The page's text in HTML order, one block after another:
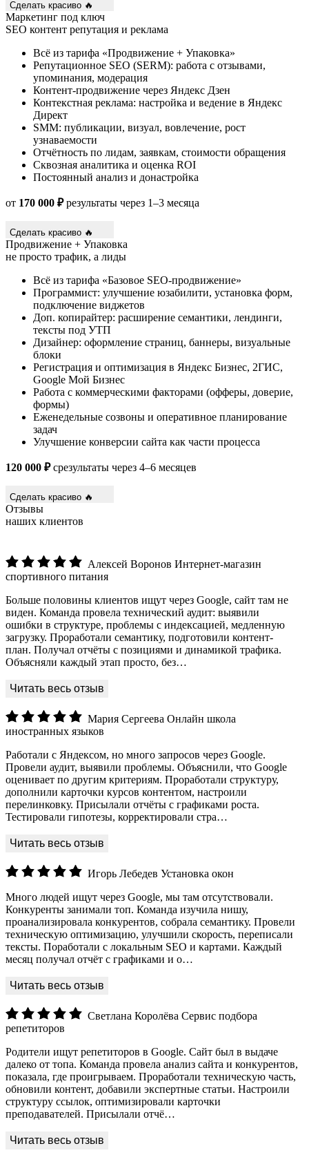
Сделать красиво 🔥
Маркетинг под ключ
SEO контент репутация и реклама
Всё из тарифа «Продвижение + Упаковка»
Репутационное SEO (SERM): работа с отзывами,
упоминания, модерация
Контент-продвижение через Яндекс Дзен
Контекстная реклама: настройка и ведение в Яндекс
Директ
SMM: публикации, визуал, вовлечение, рост
узнаваемости
Отчётность по лидам, заявкам, стоимости обращения
Сквозная аналитика и оценка ROI
Постоянный анализ и донастройка
от 170 000 ₽результаты через 1–3 месяца
Сделать красиво 🔥
Продвижение + Упаковка
не просто трафик, а лиды
Всё из тарифа «Базовое SEO-продвижение»
Программист: улучшение юзабилити, установка форм,
подключение виджетов
Доп. копирайтер: расширение семантики, лендинги,
тексты под УТП
Дизайнер: оформление страниц, баннеры, визуальные
блоки
Регистрация и оптимизация в Яндекс Бизнес, 2ГИС,
Google Мой Бизнес
Работа с коммерческими факторами (офферы, доверие,
формы)
Еженедельные созвоны и оперативное планирование
задач
Улучшение конверсии сайта как части процесса
120 000 ₽срезультаты через 4–6 месяцев
Сделать красиво 🔥
Отзывы
наших клиентов
Алексей Воронов Интернет-магазин
спортивного питания
Больше половины клиентов ищут через Google, сайт там не
виден. Команда провела технический аудит: выявили
ошибки в структуре, проблемы с индексацией, медленную
загрузку. Проработали семантику, подготовили контент-
план. Получал отчёты с позициями и динамикой трафика.
Объясняли каждый этап просто, без…
Мария Сергеева Онлайн школа
иностранных языков
Работали с Яндексом, но много запросов через Google.
Провели аудит, выявили проблемы. Объяснили, что Google
оценивает по другим критериям. Проработали структуру,
дополнили карточки курсов контентом, настроили
перелинковку. Присылали отчёты с графиками роста.
Тестировали гипотезы, корректировали стра…
Игорь Лебедев Установка окон
Много людей ищут через Google, мы там отсутствовали.
Конкуренты занимали топ. Команда изучила нишу,
проанализировала конкурентов, собрала семантику. Провели
техническую оптимизацию, улучшили скорость, переписали
тексты. Поработали с локальным SEO и картами. Каждый
месяц получал отчёт с графиками и о…
Светлана Королёва Сервис подбора
репетиторов
Родители ищут репетиторов в Google. Сайт был в выдаче
далеко от топа. Команда провела анализ сайта и конкурентов,
показала, где проигрываем. Проработали техническую часть,
обновили контент, добавили экспертные статьи. Настроили
структуру ссылок, оптимизировали карточки
преподавателей. Присылали отчё…